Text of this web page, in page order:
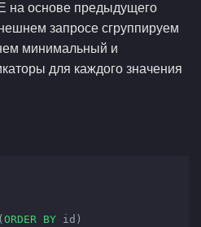
на основе предыдущего
запросе сгруппируем
минимальный и
для каждого значения
ORDER BY id)